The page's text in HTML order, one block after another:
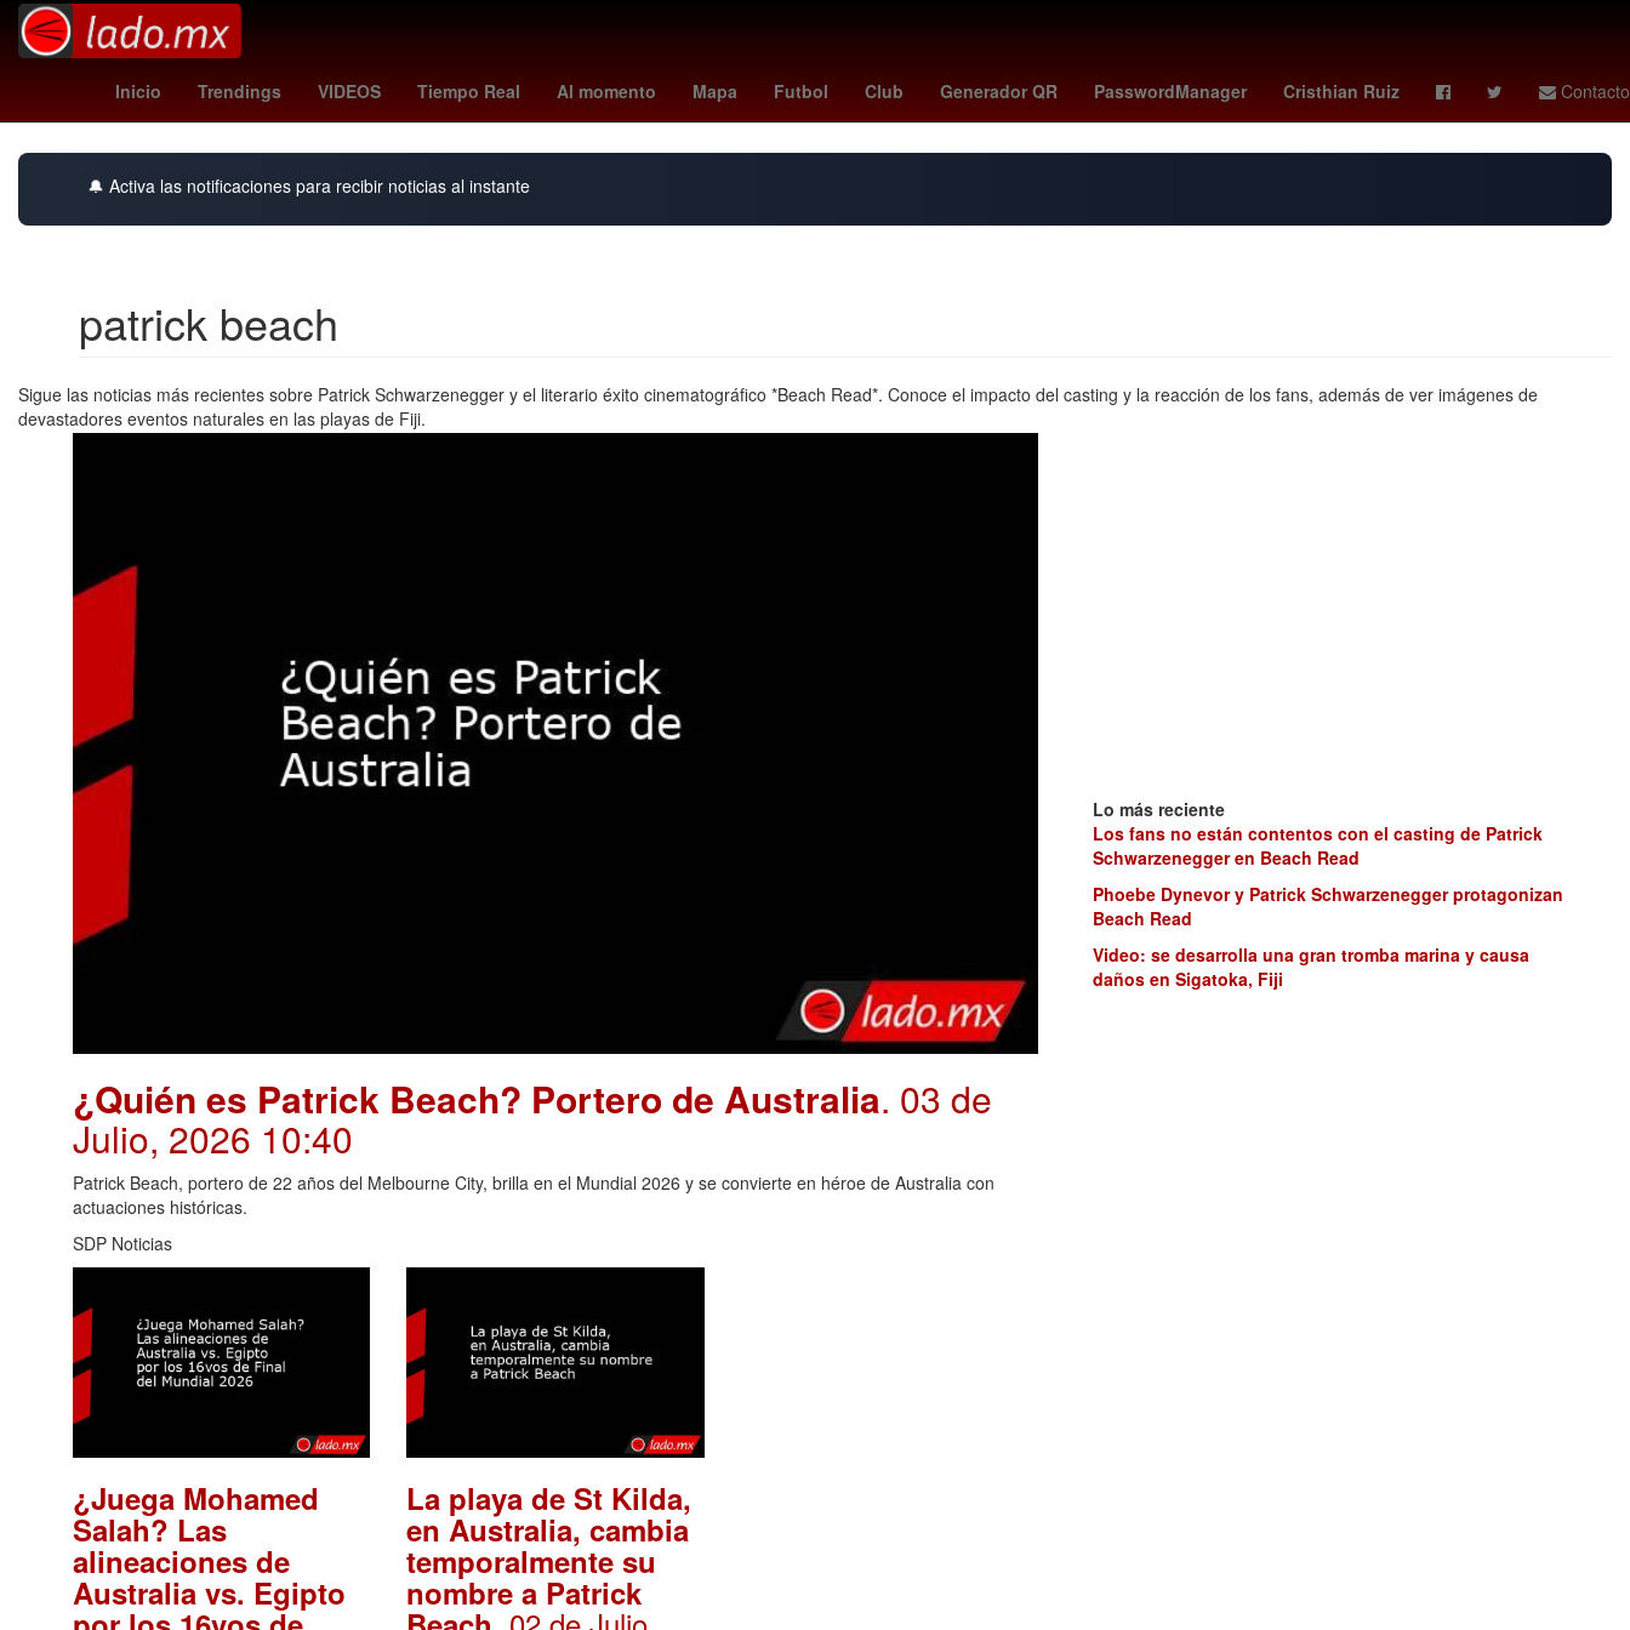
Inicio Trendings VIDEOS Tiempo Real Al momento Mapa Futbol Club Generador QR PasswordManager Cristhian Ruiz Contacto
coby white Golden State Warriors Hulu China bryan cranston cyclospora Nueva York American Horror Story Semana Santa Taylor Swift
🔔 Activa las notificaciones para recibir noticias al instante
patrick beach
Sigue las noticias más recientes sobre Patrick Schwarzenegger y el literario éxito cinematográfico *Beach Read*. Conoce el impacto del casting y la reacción de los fans, además de ver imágenes de
devastadores eventos naturales en las playas de Fiji.
¿Quién es Patrick Beach? Portero de Australia. 03 de
Julio, 2026 10:40
Patrick Beach, portero de 22 años del Melbourne City, brilla en el Mundial 2026 y se convierte en héroe de Australia con
actuaciones históricas.
SDP Noticias
¿Juega Mohamed
Salah? Las
alineaciones de
Australia vs. Egipto
La playa de St Kilda,
en Australia, cambia
temporalmente su
nombre a Patrick
Lo más reciente
Los fans no están contentos con el casting de Patrick
Schwarzenegger en Beach Read
Phoebe Dynevor y Patrick Schwarzenegger protagonizan
Beach Read
Video: se desarrolla una gran tromba marina y causa
daños en Sigatoka, Fiji